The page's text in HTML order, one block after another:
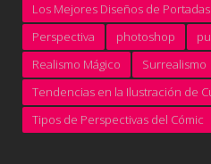
Los Mejores Diseños de
Perspectiva
photoshop
Realismo Mágico
Surrealismo
Tendencias en la Ilustración de
Tipos de Perspectivas del Cómic